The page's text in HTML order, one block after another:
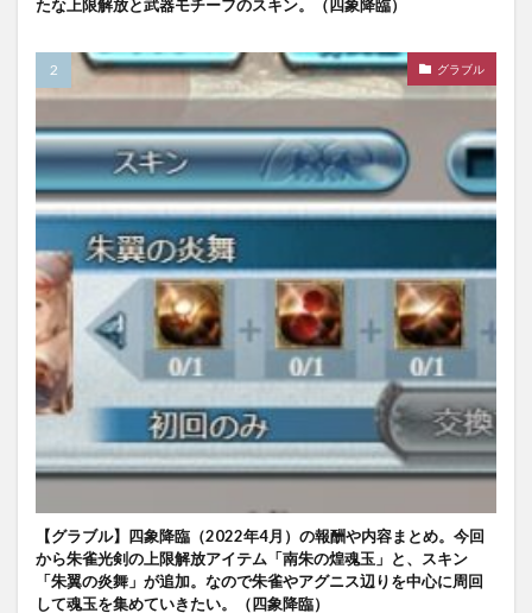
たな上限解放と武器モチーフのスキン。（四象降臨）
グラブル
【グラブル】四象降臨（2022年4月）の報酬や内容まとめ。今回
から朱雀光剣の上限解放アイテム「南朱の煌魂玉」と、スキン
「朱翼の炎舞」が追加。なので朱雀やアグニス辺りを中心に周回
して魂玉を集めていきたい。（四象降臨）